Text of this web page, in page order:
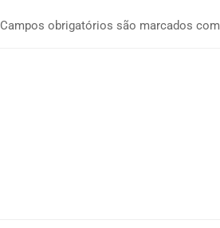
Campos obrigatórios são marcados com